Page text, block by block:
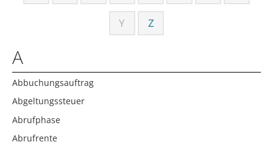
Y Z
A
Abbuchungsauftrag
Abgeltungssteuer
Abrufphase
Abrufrente